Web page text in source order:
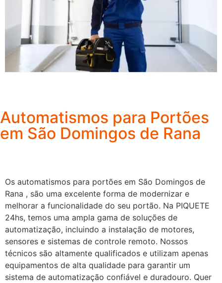
Automatismos para Portões
em São Domingos de Rana
Os automatismos para portões em São Domingos de
Rana , são uma excelente forma de modernizar e
melhorar a funcionalidade do seu portão. Na PIQUETE
24hs, temos uma ampla gama de soluções de
automatização, incluindo a instalação de motores,
sensores e sistemas de controle remoto. Nossos
técnicos são altamente qualificados e utilizam apenas
equipamentos de alta qualidade para garantir um
sistema de automatização confiável e duradouro. Quer